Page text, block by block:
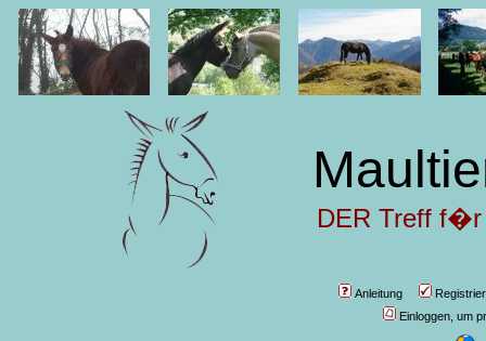
DER Treff f�r
Anleitung
Einloggen, um